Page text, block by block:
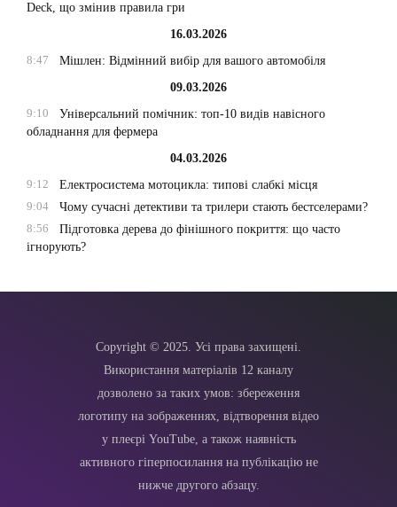
Deck, що змінив правила гри
16.03.2026
8:47
Мішлен: Відмінний вибір для вашого автомобіля
09.03.2026
9:10
Універсальний помічник: топ-10 видів навісного
обладнання для фермера
04.03.2026
9:12
Електросистема мотоцикла: типові слабкі місця
9:04
Чому сучасні детективи та трилери стають бестселерами?
8:56
Підготовка дерева до фінішного покриття: що часто
ігнорують?
Copyright © 2025. Усі права захищені.
Використання матеріалів 12 каналу
дозволено за таких умов: збереження
логотипу на зображеннях, відтворення відео
у плеєрі YouTube, а також наявність
активного гіперпосилання на публікацію не
нижче другого абзацу.